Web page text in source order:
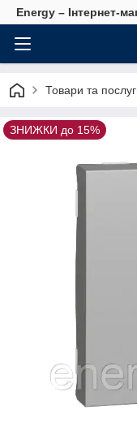
Energy – Інтернет-
Товари та
ЗНИЖКИ до 15%